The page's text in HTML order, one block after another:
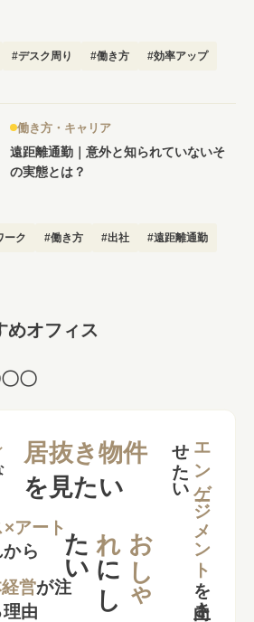
#デスク周り #働き方 #効率アップ
働き方・キャリア
遠距離通勤｜意外と知られていないそ
の実態とは？
ーク #働き方 #出社 #遠距離通勤
めオフィス
〇
居抜き物件
を見たい
アート
ら
営が注
由
お
し
ゃ
れ
に
し
た
い エンゲージメント
を
向上さ
せ
た
い